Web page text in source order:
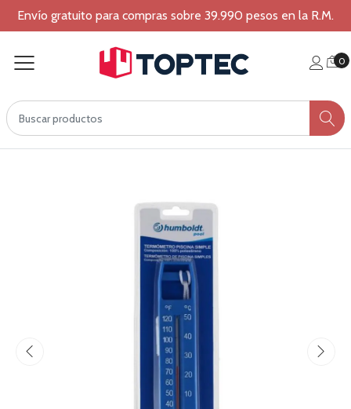
Envío gratuito para compras sobre 39.990 pesos en la R.M.
0